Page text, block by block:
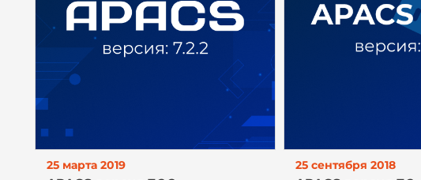
25 марта 2019 25 сентября 2018